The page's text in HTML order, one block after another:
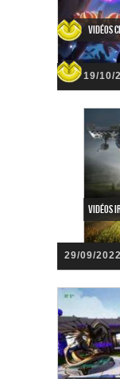
Vidéos
19/10/
Vidéos
29/09/2022